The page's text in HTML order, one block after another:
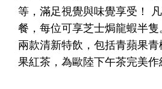
等，滿足視覺與味覺享受！
餐，每位可享芝士焗龍蝦半
兩款清新特飲，包括青蘋果
果紅茶，為歐陸下午茶完美作